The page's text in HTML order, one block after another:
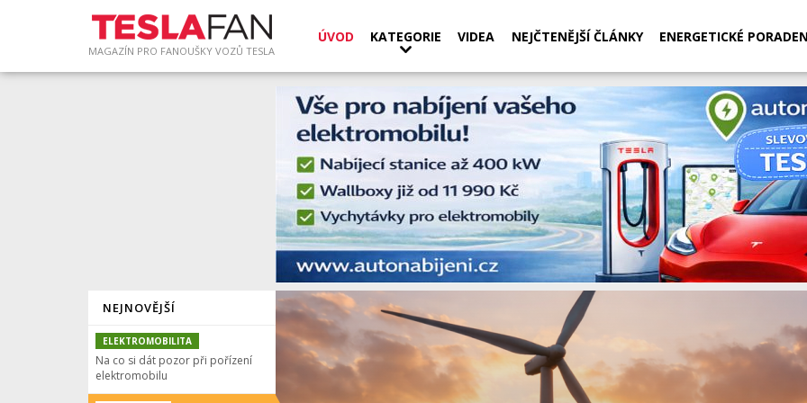
MAGAZÍN PRO FANOUŠKY VOZŮ TESLA
ÚVOD KATEGORIE VIDEA NEJČTENĚJŠÍ ČLÁNKY ENERGETICKÉ
NEJNOVĚJŠÍ
ELEKTROMOBILITA
Na co si dát pozor při pořízení
elektromobilu